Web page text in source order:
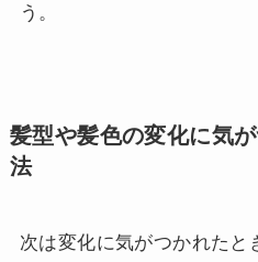
う。
髪型や髪色の変化に気
法
次は変化に気がつかれたと